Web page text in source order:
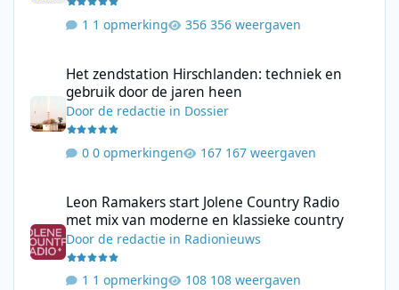
1 opmerking 356 weergaven
Het zendstation Hirschlanden: techniek en
gebruik door de jaren heen
Doorde redactie in Dossier
0 opmerkingen 167 weergaven
Leon Ramakers start Jolene Country Radio
met mix van moderne en klassieke country
Doorde redactie in Radionieuws
1 opmerking 108 weergaven